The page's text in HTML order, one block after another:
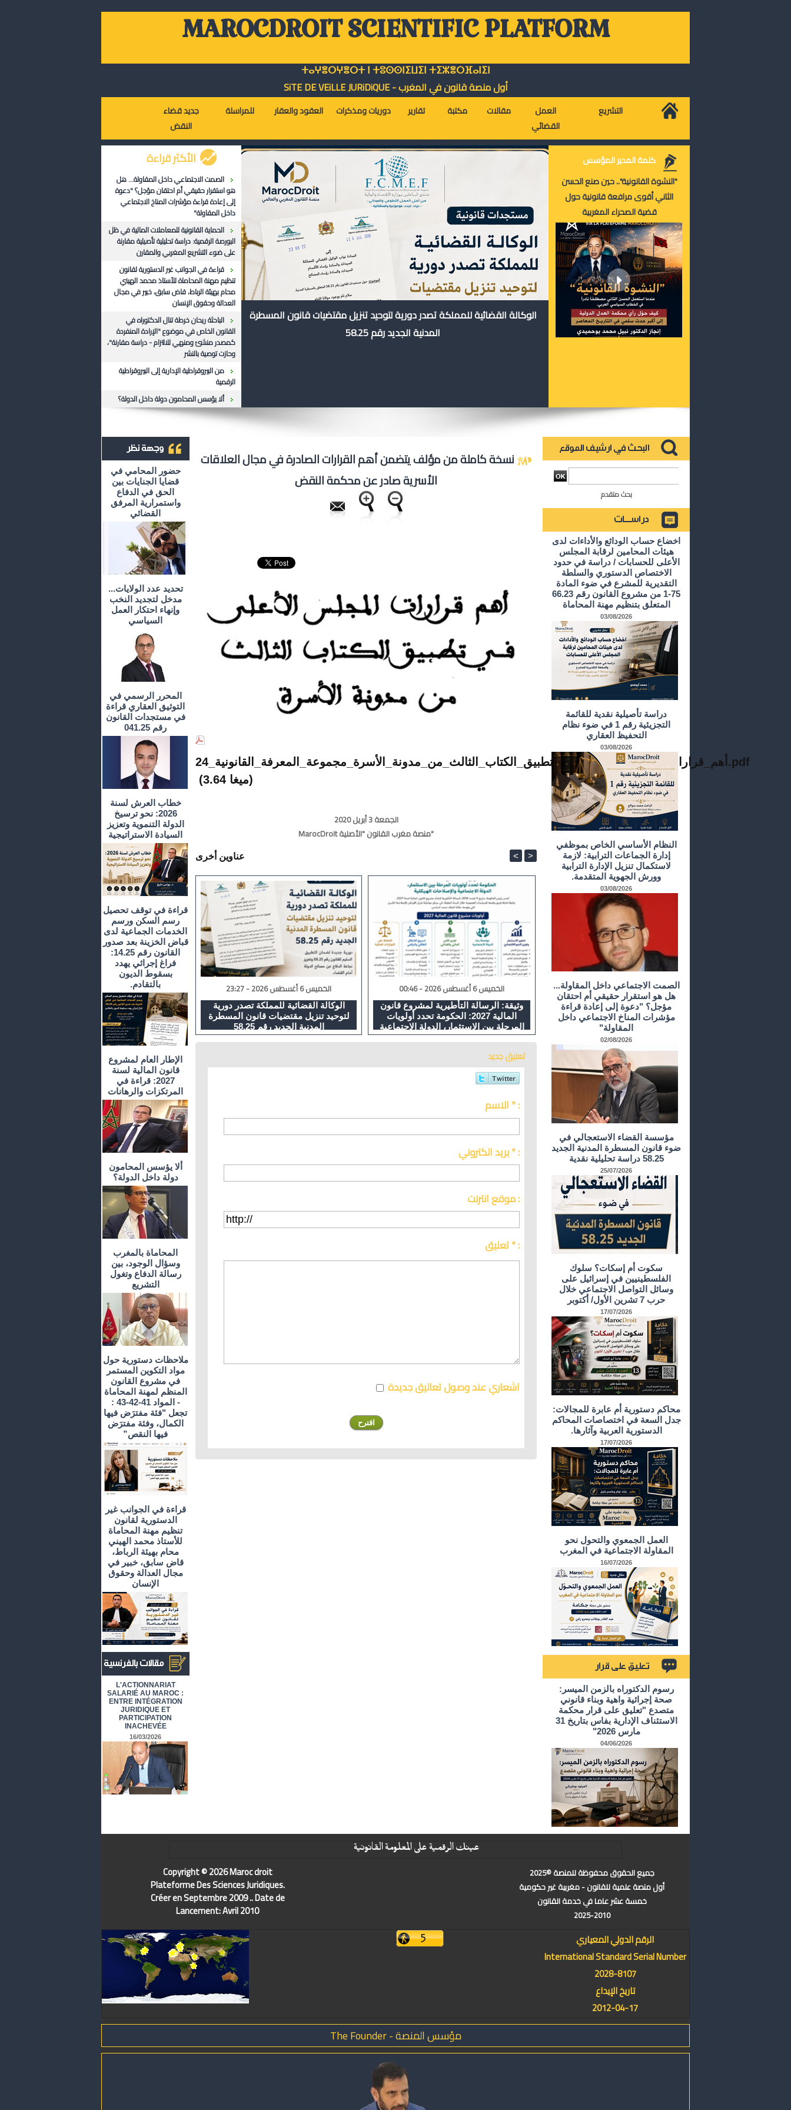
MAROCDROIT SCIENTIFIC PLATFORM
ⵜⴰⵖⴻⵔⵖⴻⵔⵜ ⵏ ⵜⵓⵙⵙⵏⵉⵡⵉⵏ ⵜⵉⵣⴻⵔⴼⴰⵏⵉⵏ
أول منصة قانون في المغرب - SiTE DE VEiLLE JURiDiQUE
جديد قضاء
النقض
للمراسلة العقود والعقار دوريات ومذكرات تقارير مكتبة مقالات
العمل
القضائي
التشريع
الأكثر قراءة
الصمت الاجتماعي داخل المقاولة... هل
هو استقرار حقيقي أم احتقان مؤجل؟ "دعوة
إلى إعادة قراءة مؤشرات المناخ الاجتماعي
داخل المقاولة"
الحماية القانونية للمعاملات المالية في ظل
البورصة الرقمية: دراسة تحليلية تأصيلية مقارنة
على ضوء التشريع المغربي والمقارن
قراءة في الجوانب غير الدستورية لقانون
تنظيم مهنة المحاماة للأستاذ محمد الهيني
محام بهيئة الرباط، قاض سابق، خبير في مجال
العدالة وحقوق الإنسان
الباحثة ريحان خرطة تنال الدكتوراه في
القانون الخاص في موضوع "الإرادة المنفردة
كمصدر منشئ ومنهي للالتزام - دراسة مقارنة"،
وحازت توصية بالنشر
من البيروقراطية الإدارية إلى البيروقراطية
الرقمية
ألا يؤسس المحامون دولة داخل الدولة؟
الوكالة القضائية للمملكة تصدر دورية لتوحيد تنزيل مقتضيات قانون المسطرة
المدنية الجديد رقم 58.25
كلمة المدير المؤسس
"النشوة القانونية".. حين صنع الحسن
الثاني أقوى مرافعة قانونية حول
قضية الصحراء المغربية
حضور المحامي في
قضايا الجنايات بين
الحق في الدفاع
واستمرارية المرفق
القضائي
تحديد عدد الولايات...
مدخل لتجديد النخب
وإنهاء احتكار العمل
السياسي
المحرر الرسمي في
التوثيق العقاري قراءة
في مستجدات القانون
رقم 041.25
خطاب العرش لسنة
2026: نحو ترسيخ
الدولة التنموية وتعزيز
السيادة الاستراتيجية
قراءة في توقف تحصيل
رسم السكن ورسم
الخدمات الجماعية لدى
قباض الخزينة بعد صدور
القانون رقم 14.25:
فراغ إجرائي يهدد
بسقوط الديون
بالتقادم.
الإطار العام لمشروع
قانون المالية لسنة
2027: قراءة في
المرتكزات والرهانات
ألا يؤسس المحامون
دولة داخل الدولة؟
المحاماة بالمغرب
وسؤال الوجود، بين
رسالة الدفاع وتغول
التشريع
ملاحظات دستورية حول
مواد التكوين المستمر
في مشروع القانون
المنظم لمهنة المحاماة
- المواد 41-42-43 :
تجعل "فئة مفترَض فيها
الكمال، وفئة مفترَض
فيها النقص”
قراءة في الجوانب غير
الدستورية لقانون
تنظيم مهنة المحاماة
للأستاذ محمد الهيني
محام بهيئة الرباط،
قاض سابق، خبير في
مجال العدالة وحقوق
الإنسان
L'ACTIONNARIAT
SALARIÉ AU MAROC :
ENTRE INTÉGRATION
JURIDIQUE ET
PARTICIPATION
INACHEVÉE
16/03/2026
نسخة كاملة من مؤلف يتضمن أهم القرارات الصادرة في مجال العلاقات
الأسرية صادر عن محكمة النقض
24_أهم_قرارات_المجلس_الأعلى_في_تطبيق_الكتاب_الثالث_من_مدونة_الأسرة_مجموعة_المعرفة_القانونية.pdf
(3.64 ميغا)
الجمعة 3 أبريل 2020
MarocDroit منصة مغرب القانون "الأصلية"
عناوين أخرى < >
الخميس 6 أغسطس 2026 - 23:27
الوكالة القضائية للمملكة تصدر دورية
لتوحيد تنزيل مقتضيات قانون المسطرة
المدنية الجديد رقم 58.25
الخميس 6 أغسطس 2026 - 00:46
وثيقة: الرسالة التأطيرية لمشروع قانون
المالية 2027: الحكومة تحدد أولويات
المرحلة بين الاستثمار، الدولة الاجتماعية
والإصلاحات الهيكلية
تعليق جديد
الاسم * :
بريد الكتروني * :
موقع انترنت :
تعليق * :
اشعاري عند وصول تعاليق جديدة
بحث متقدم
اخضاع حساب الودائع والأداءات لدى
هيئات المحامين لرقابة المجلس
الأعلى للحسابات / دراسة في حدود
الاختصاص الدستوري والسلطة
التقديرية للمشرع في ضوء المادة
75-1 من مشروع القانون رقم 66.23
المتعلق بتنظيم مهنة المحاماة
03/08/2026
دراسة تأصيلية نقدية للقائمة
التجزيئية رقم 1 في ضوء نظام
التحفيظ العقاري
03/08/2026
النظام الأساسي الخاص بموظفي
إدارة الجماعات الترابية: لازمة
لاستكمال تنزيل الإدارة الترابية
وورش الجهوية المتقدمة.
03/08/2026
الصمت الاجتماعي داخل المقاولة...
هل هو استقرار حقيقي أم احتقان
مؤجل؟ "دعوة إلى إعادة قراءة
مؤشرات المناخ الاجتماعي داخل
المقاولة"
02/08/2026
مؤسسة القضاء الاستعجالي في
ضوء قانون المسطرة المدنية الجديد
58.25 دراسة تحليلية نقدية
25/07/2026
سكوت أم إسكات؟ سلوك
الفلسطينيين في إسرائيل على
وسائل التواصل الاجتماعي خلال
حرب 7 تشرين الأول/ أكتوبر
17/07/2026
محاكم دستورية أم عابرة للمجالات:
جدل السعة في اختصاصات المحاكم
الدستورية العربية وآثارها.
17/07/2026
العمل الجمعوي والتحول نحو
المقاولة الاجتماعية في المغرب
16/07/2026
رسوم الدكتوراه بالزمن الميسر:
صحة إجرائية واهية وبناء قانوني
متصدع "تعليق على قرار محكمة
الاستئناف الإدارية بفاس بتاريخ 31
مارس 2026"
04/06/2026
عينك الرقمية على المعلومة القانونية
Copyright © 2026 Maroc droit
Plateforme Des Sciences Juridiques.
Créer en Septembre 2009 .. Date de
Lancement: Avril 2010
جميع الحقوق محفوظة للمنصة ©2025
أول منصة علمية للقانون - مغربية غير حكومية
خمسة عشر عاما في خدمة القانون
2025-2010
الرقم الدولي المعياري
International Standard Serial Number
2028-8107
تاريخ الإيداع
2012-04-17
مؤسس المنصة - The Founder